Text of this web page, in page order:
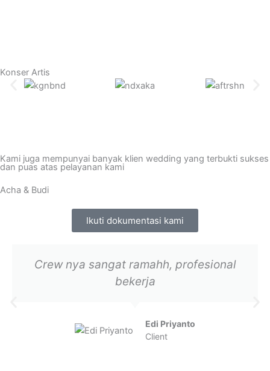
Konser Artis
Kami juga mempunyai banyak klien wedding yang terbukti sukses
dan puas atas pelayanan kami
Acha & Budi
Ikuti dokumentasi kami
Crew nya sangat ramahh, profesional
bekerja
Edi Priyanto
Client